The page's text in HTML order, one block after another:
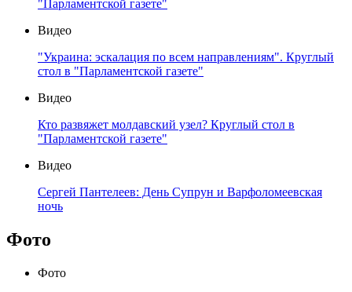
"Парламентской газете"
Видео
"Украина: эскалация по всем направлениям". Круглый
стол в "Парламентской газете"
Видео
Кто развяжет молдавский узел? Круглый стол в
"Парламентской газете"
Видео
Сергей Пантелеев: День Супрун и Варфоломеевская
ночь
Фото
Фото